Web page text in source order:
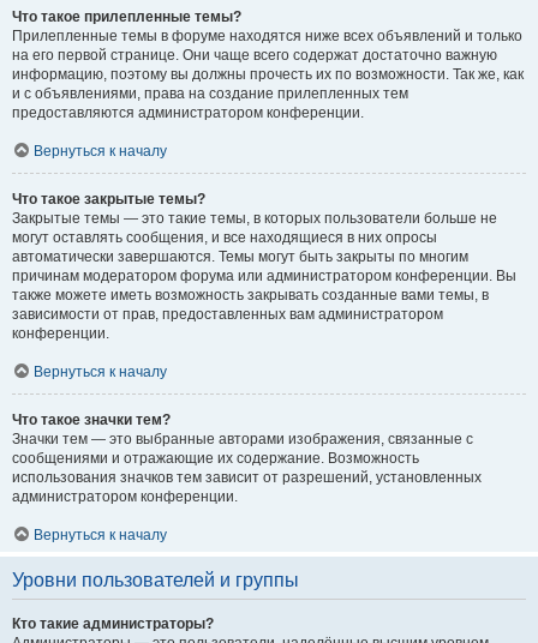
Что такое прилепленные темы?
Прилепленные темы в форуме находятся ниже всех объявлений и только
на его первой странице. Они чаще всего содержат достаточно важную
информацию, поэтому вы должны прочесть их по возможности. Так же, как
и с объявлениями, права на создание прилепленных тем
предоставляются администратором конференции.
Вернуться к началу
Что такое закрытые темы?
Закрытые темы — это такие темы, в которых пользователи больше не
могут оставлять сообщения, и все находящиеся в них опросы
автоматически завершаются. Темы могут быть закрыты по многим
причинам модератором форума или администратором конференции. Вы
также можете иметь возможность закрывать созданные вами темы, в
зависимости от прав, предоставленных вам администратором
конференции.
Вернуться к началу
Что такое значки тем?
Значки тем — это выбранные авторами изображения, связанные с
сообщениями и отражающие их содержание. Возможность
использования значков тем зависит от разрешений, установленных
администратором конференции.
Вернуться к началу
Уровни пользователей и группы
Кто такие администраторы?